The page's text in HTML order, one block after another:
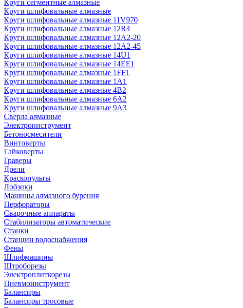
Круги сегментные алмазные
Круги шлифовальные алмазные
Круги шлифовальные алмазные 11V970
Круги шлифовальные алмазные 12R4
Круги шлифовальные алмазные 12А2-20
Круги шлифовальные алмазные 12А2-45
Круги шлифовальные алмазные 14U1
Круги шлифовальные алмазные 14ЕЕ1
Круги шлифовальные алмазные 1FF1
Круги шлифовальные алмазные 1А1
Круги шлифовальные алмазные 4В2
Круги шлифовальные алмазные 6A2
Круги шлифовальные алмазные 9А3
Сверла алмазные
Электроинструмент
Бетоносмесители
Винтоверты
Гайковерты
Граверы
Дрели
Краскопульты
Лобзики
Машины алмазного бурения
Перфораторы
Сварочные аппараты
Стабилизаторы автоматические
Станки
Станции водоснабжения
Фены
Шлифмашины
Штроборезы
Электроплиткорезы
Пневмоинструмент
Балансиры
Балансиры тросовые